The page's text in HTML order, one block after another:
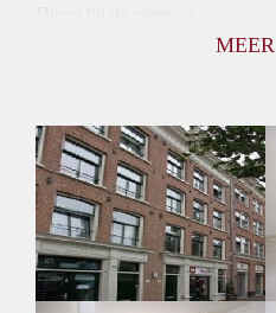
Huurtoeslag
Niet mogelijk
Inkomen eis
2,2 X Maandhuur Bruto
Huurtermijn
Onbepaalde termijn
Oplevering
MEER